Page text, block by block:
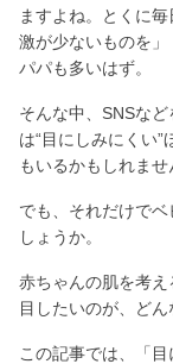
ますよね。とくに
激が少ないものを」
パパも多いはず。
そんな中、SNSな
は“目にしみにくい
もいるかもしれませ
でも、それだけで
しょうか。
赤ちゃんの肌を考え
目したいのが、どん
この記事では、「